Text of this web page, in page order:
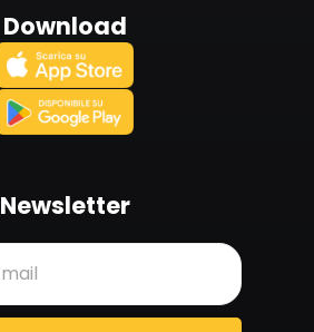
Download
Newsletter